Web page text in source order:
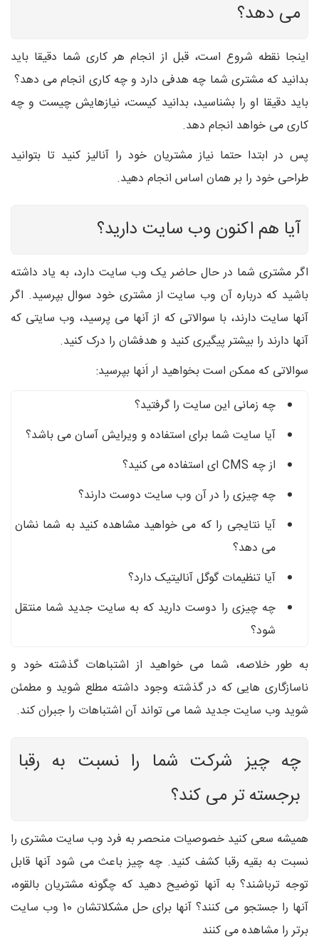
می دهد؟
اینجا نقطه شروع است، قبل از انجام هر کاری شما دقیقا باید
بدانید که مشتری شما چه هدفی دارد و چه کاری انجام می دهد؟
باید دقیقا او را بشناسید، بدانید کیست، نیازهایش چیست و چه
کاری می خواهد انجام دهد.
پس در ابتدا حتما نیاز مشتریان خود را آنالیز کنید تا بتوانید
طراحی خود را بر همان اساس انجام دهید.
آیا هم اکنون وب سایت دارید؟
اگر مشتری شما در حال حاضر یک وب سایت دارد، به یاد داشته
باشید که درباره آن وب سایت از مشتری خود سوال بپرسید. اگر
آنها سایت دارند، با سوالاتی که از آنها می پرسید، وب سایتی که
آنها دارند را بیشتر پیگیری کنید و هدفشان را درک کنید.
سوالاتی که ممکن است بخواهید ار اَنها بپرسید:
چه زمانی این سایت را گرفتید؟
آیا سایت شما برای استفاده و ویرایش آسان می باشد؟
از چه CMS ای استفاده می کنید؟
چه چیزی را در آن وب سایت دوست دارند؟
آیا نتایجی را که می خواهید مشاهده کنید به شما نشان
می دهد؟
آیا تنظیمات گوگل آنالیتیک دارد؟
چه چیزی را دوست دارید که به سایت جدید شما منتقل
شود؟
به طور خلاصه، شما می خواهید از اشتباهات گذشته خود و
ناسازگاری هایی که در گذشته وجود داشته مطلع شوید و مطمئن
شوید وب سایت جدید شما می تواند آن اشتباهات را جبران کند.
چه چیز شرکت شما را نسبت به رقبا
برجسته تر می کند؟
همیشه سعی کنید خصوصیات منحصر به فرد وب سایت مشتری را
نسبت به بقیه رقبا کشف کنید. چه چیز باعث می شود آنها قابل
توجه ترباشند؟ به آنها توضیح دهید که چگونه مشتریان بالقوه،
آنها را جستجو می کنند؟ آنها برای حل مشکلاتشان 10 وب سایت
برتر را مشاهده می کنند